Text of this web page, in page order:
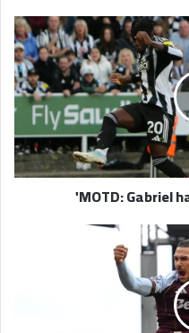
MOTD: Gabriel